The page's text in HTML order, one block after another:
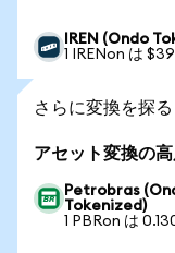
IREN (Ondo
1 IRENon は
さらに変換を探る
アセット変換の
Petrobras
Tokenized)
1 PBRon は